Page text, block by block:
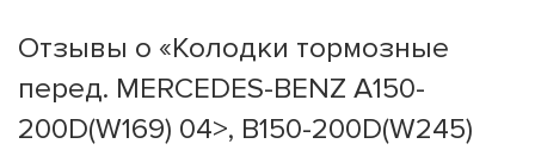
Отзывы о «Колодки тормозные
перед. MERCEDES-BENZ A150-
200D(W169) 04>, B150-200D(W245)